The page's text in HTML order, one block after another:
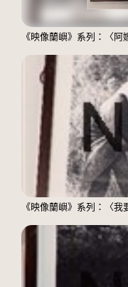
《映像蘭嶼》系列：〈阿
《映像蘭嶼》系列：〈我